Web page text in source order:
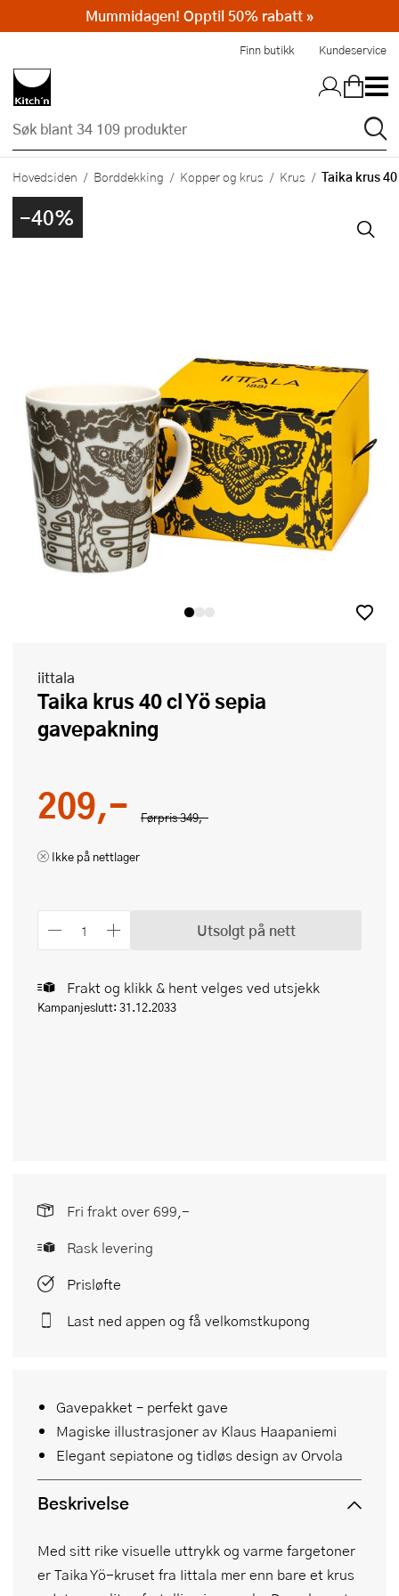
Finn butikk Kundeservice
Hovedsiden Borddekking Kopper og krus Krus Taika krus
-40%
iittala
Taika krus 40 cl Yö sepia
gavepakning
Førpris349,-
209,-
Ikke på nettlager
Utsolgt på nett
Frakt og klikk & hent velges ved utsjekk
Kampanjeslutt: 31.12.2033
Gavepakket – perfekt gave
Magiske illustrasjoner av Klaus Haapaniemi
Elegant sepiatone og tidløs design av Orvola
Beskrivelse
Med sitt rike visuelle uttrykk og varme fargetoner
er Taika Yö-kruset fra Iittala mer enn bare et krus
Fri frakt over 699,-
Rask levering
Prisløfte
Last ned appen og få velkomstkupong
Mummidagen! Opptil 50% rabatt »